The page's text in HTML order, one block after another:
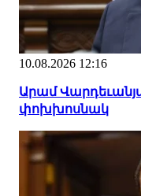
10.08.2026 12:16
Արամ
փոխխոսնակ